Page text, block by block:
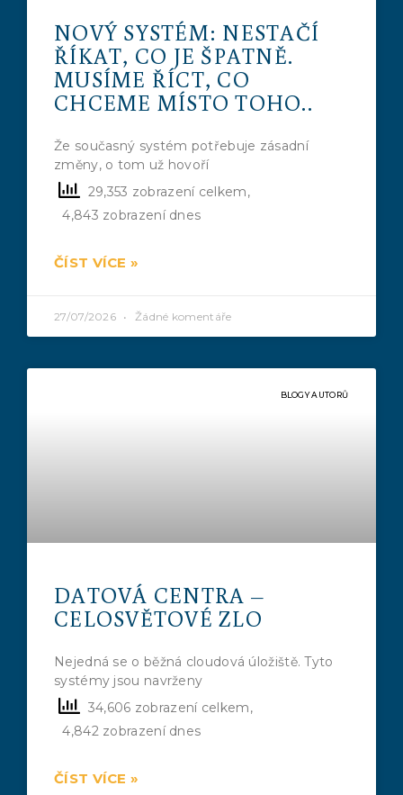
NOVÝ SYSTÉM: NESTAČÍ
ŘÍKAT, CO JE ŠPATNĚ.
MUSÍME ŘÍCT, CO
CHCEME MÍSTO TOHO..
Že současný systém potřebuje zásadní
změny, o tom už hovoří
29,353 zobrazení celkem,
4,843 zobrazení dnes
ČÍST VÍCE »
27/07/2026 Žádné komentáře
BLOGY AUTORŮ
DATOVÁ CENTRA –
CELOSVĚTOVÉ ZLO
Nejedná se o běžná cloudová úložiště. Tyto
systémy jsou navrženy
34,606 zobrazení celkem,
4,842 zobrazení dnes
ČÍST VÍCE »